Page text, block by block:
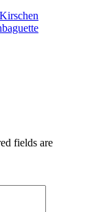
fields are